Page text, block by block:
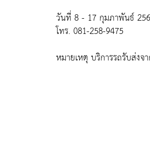
วันที่ 8 - 17 กุมภาพันธ์
โทร. 081-258-9475
หมายเหตุ บริการรถรับส่ง